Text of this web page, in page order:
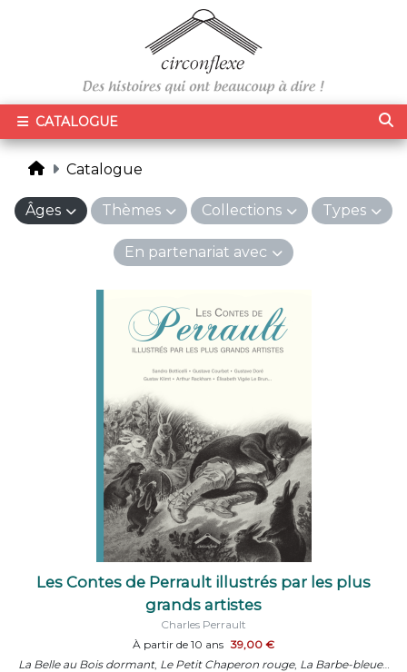
CATALOGUE
Catalogue
Âges Thèmes Collections Types
En partenariat avec
Les Contes de Perrault illustrés par les plus
grands artistes
Charles Perrault
À partir de 10 ans 39,00 €
La Belle au Bois dormant, Le Petit Chaperon rouge, La Barbe-bleue…